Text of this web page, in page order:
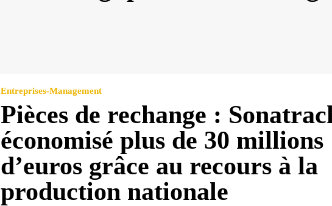
Entreprises-Management
Pièces de rechange :
économisé plus de 30 millions
d’euros grâce au recours à la
production nationale